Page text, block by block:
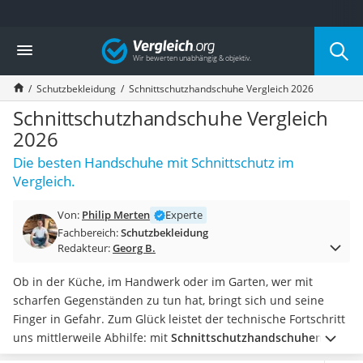
Die beliebtesten Vergleiche nach Kategorie
Baumarkt
Tresor feuerfest
Makita-Akku-Rasenmäher
Kappsäge
Smartes Türschloss
Akku-Rasentrimmer
Feuchtigkeitsmessgerät
Split-Klimaanlage 2 Innengeräte
Bohrmaschine
Tiefbrunnenpumpe
Hochdruckreiniger
Doppelschleifer
Überwachungskamera
Benzinrasenmäher mit Elektrostart
Akku-Laubsauger
Vergleich
Schutzbekleidung Schnittschutzhandschuhe Vergleich 2026
Schnittschutzhandschuhe Vergleich
2026
Die besten Handschuhe mit Schnittschutz im
Vergleich.
Von: Philip Merten
Experte
Fachbereich:Schutzbekleidung
Redakteur:Georg B.
Ob in der Küche, im Handwerk oder im Garten, wer mit
scharfen Gegenständen zu tun hat, bringt sich und seine
Finger in Gefahr. Zum Glück leistet der technische Fortschritt
uns mittlerweile Abhilfe: mit Schnittschutzhandschuhen.
Und auch der Test, ob diese wirklich funktionieren, wurde